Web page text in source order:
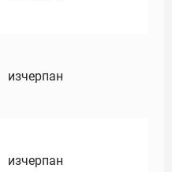
изчерпан
изчерпан